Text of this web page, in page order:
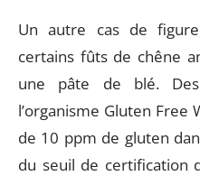
Un autre cas de
certains fûts de chêne
une pâte de blé.
l’organisme Gluten Free
de 10 ppm de gluten
du seuil de certification